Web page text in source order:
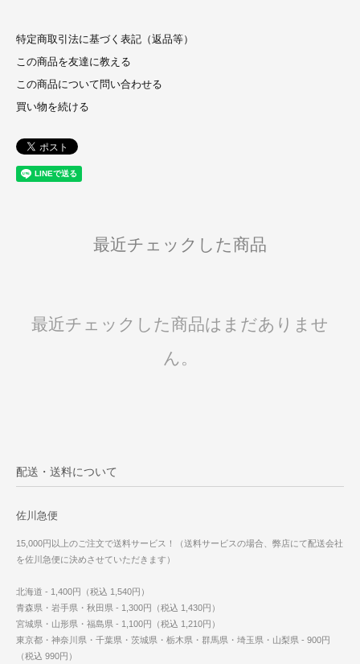
特定商取引法に基づく表記（返品等）
この商品を友達に教える
この商品について問い合わせる
買い物を続ける
最近チェックした商品
最近チェックした商品はまだありませ
ん。
配送・送料について
佐川急便
15,000円以上のご注文で送料サービス！（送料サービスの場合、弊店にて配送会社
を佐川急便に決めさせていただきます）
北海道 - 1,400円（税込 1,540円）
青森県・岩手県・秋田県 - 1,300円（税込 1,430円）
宮城県・山形県・福島県 - 1,100円（税込 1,210円）
東京都・神奈川県・千葉県・茨城県・栃木県・群馬県・埼玉県・山梨県 - 900円
（税込 990円）